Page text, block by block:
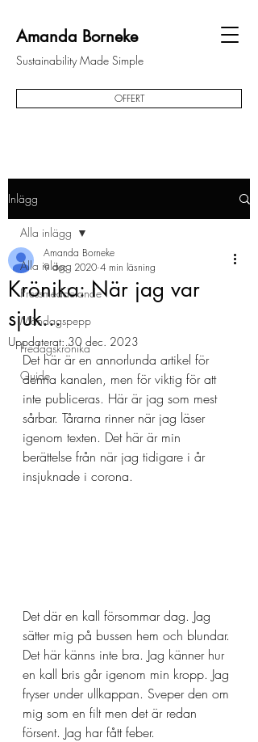
Amanda Borneke
Sustainability Made Simple
OFFERT
Inlägg
Alla inlägg
Pressmeddelande
Måndagspepp
Fredagskrönika
Guide
Alla inlägg
Krönika: När jag var
sjuk...
Amanda Borneke
9 dec. 2020 4 min läsning
Uppdaterat:30 dec. 2023
Det här är en annorlunda artikel för
denna kanalen, men för viktig för att
inte publiceras. Här är jag som mest
sårbar. Tårarna rinner när jag läser
igenom texten. Det här är min
berättelse från när jag tidigare i år
insjuknade i corona.
Det där en kall försommar dag. Jag
sätter mig på bussen hem och blundar.
Det här känns inte bra. Jag känner hur
en kall bris går igenom min kropp. Jag
fryser under ullkappan. Sveper den om
mig som en filt men det är redan
försent. Jag har fått feber.